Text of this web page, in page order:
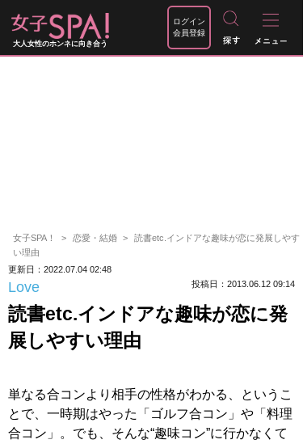
大人女性のホンネに向き合う
ログイン
会員登録
女子SPA！ 恋愛・結婚
読書etc.インドアな趣味が恋に発展しやす
い理由
更新日：2022.07.04 02:48
Love 投稿日：2013.06.12 09:14
読書etc.インドアな趣味が恋に発
展しやすい理由
単なる合コンより相手の性格がわかる、というこ
とで、一時期はやった「ゴルフ合コン」や「料理
合コン」。でも、そんな“趣味コン”に行かなくて